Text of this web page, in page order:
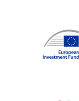
Klaus-
Koen
Lars